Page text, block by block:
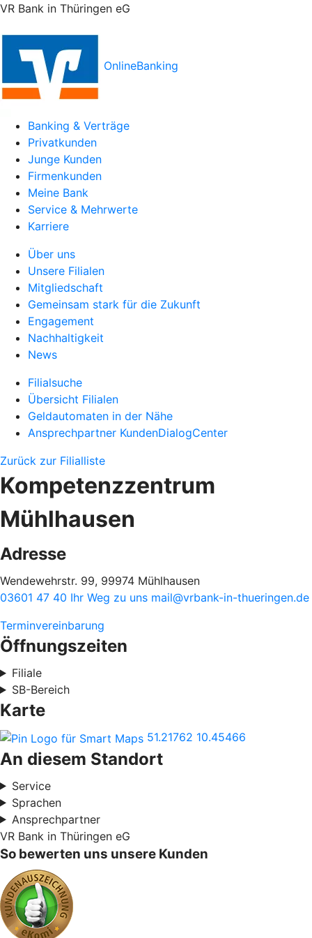
VR Bank in Thüringen eG
OnlineBanking
Banking & Verträge
Privatkunden
Junge Kunden
Firmenkunden
Meine Bank
Service & Mehrwerte
Karriere
Über uns
Unsere Filialen
Mitgliedschaft
Gemeinsam stark für die Zukunft
Engagement
Nachhaltigkeit
News
Filialsuche
Übersicht Filialen
Geldautomaten in der Nähe
Ansprechpartner KundenDialogCenter
Zurück zur Filialliste
Kompetenzzentrum
Mühlhausen
Adresse
Wendewehrstr. 99, 99974 Mühlhausen
03601 47 40 Ihr Weg zu uns mail@vrbank-in-thueringen.de
Terminvereinbarung
Öffnungszeiten
Filiale
SB-Bereich
Karte
51.21762 10.45466
An diesem Standort
Service
Sprachen
Ansprechpartner
VR Bank in Thüringen eG
So bewerten uns unsere Kunden